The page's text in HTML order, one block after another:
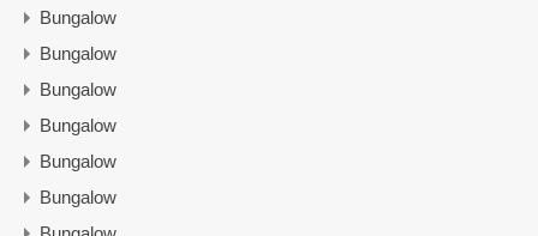
Bungalow
Bungalow
Bungalow
Bungalow
Bungalow
Bungalow